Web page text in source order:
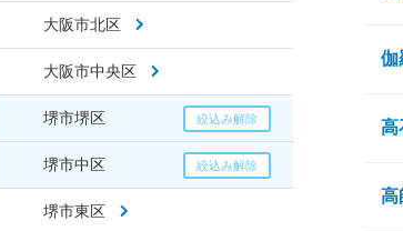
大阪市北区
大阪市中央区
堺市堺区
堺市中区
堺市東区
伽
高
高